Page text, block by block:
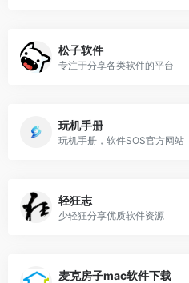
松子软件
专注于分享各类软件的平台
玩机手册
玩机手册，软件SOS官方网站
轻狂志
少轻狂分享优质软件资源
麦克房子mac软件下载